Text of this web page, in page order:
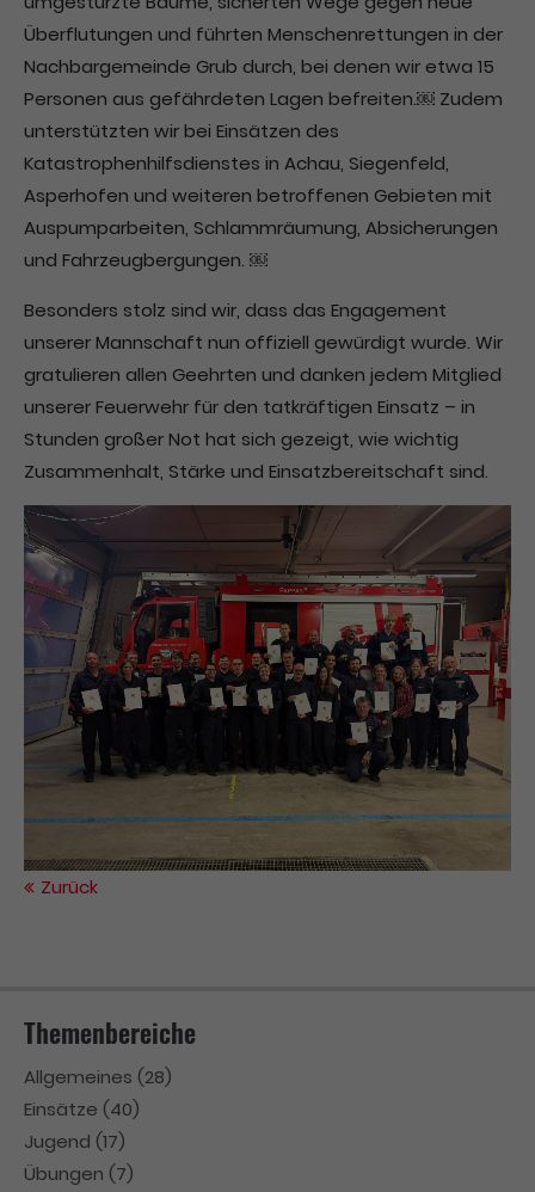
Drop us a line
info@yourdomain.com
About us
Lorem ipsum dolor sit amet, consectetuer
adipiscing elit.
Aenean commodo ligula eget dolor. Aenean
dis parturient montes, nascetur ridiculus mus.
Donec quam felis, ultricies nec.
Überflutungen und führten Menschenrettungen in der
Nachbargemeinde Grub durch, bei denen wir etwa 15
Personen aus gefährdeten Lagen befreiten.￼ Zudem
unterstützten wir bei Einsätzen des
Katastrophenhilfsdienstes in Achau, Siegenfeld,
Asperhofen und weiteren betroffenen Gebieten mit
Auspumparbeiten, Schlammräumung, Absicherungen
und Fahrzeugbergungen. ￼
Besonders stolz sind wir, dass das Engagement
unserer Mannschaft nun offiziell gewürdigt wurde. Wir
gratulieren allen Geehrten und danken jedem Mitglied
unserer Feuerwehr für den tatkräftigen Einsatz – in
Stunden großer Not hat sich gezeigt, wie wichtig
Zusammenhalt, Stärke und Einsatzbereitschaft sind.
Zurück
Themenbereiche
Allgemeines (28)
Einsätze (40)
Jugend (17)
Übungen (7)